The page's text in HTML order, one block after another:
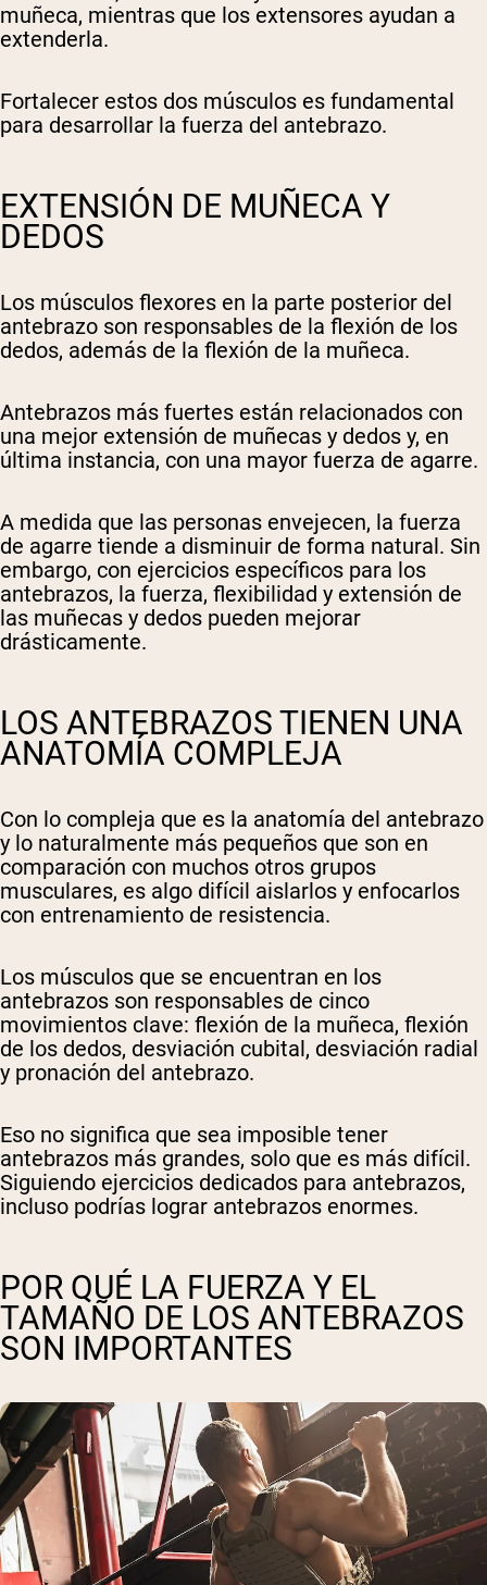
muñeca, mientras que los extensores ayudan a
extenderla.
Fortalecer estos dos músculos es fundamental
para desarrollar la fuerza del antebrazo.
EXTENSIÓN DE MUÑECA Y
DEDOS
Los músculos flexores en la parte posterior del
antebrazo son responsables de la flexión de los
dedos, además de la flexión de la muñeca.
Antebrazos más fuertes están relacionados con
una mejor extensión de muñecas y dedos y, en
última instancia, con una mayor fuerza de agarre.
A medida que las personas envejecen, la fuerza
de agarre tiende a disminuir de forma natural. Sin
embargo, con ejercicios específicos para los
antebrazos, la fuerza, flexibilidad y extensión de
las muñecas y dedos pueden mejorar
drásticamente.
LOS ANTEBRAZOS TIENEN UNA
ANATOMÍA COMPLEJA
Con lo compleja que es la anatomía del antebrazo
y lo naturalmente más pequeños que son en
comparación con muchos otros grupos
musculares, es algo difícil aislarlos y enfocarlos
con entrenamiento de resistencia.
Los músculos que se encuentran en los
antebrazos son responsables de cinco
movimientos clave: flexión de la muñeca, flexión
de los dedos, desviación cubital, desviación radial
y pronación del antebrazo.
Eso no significa que sea imposible tener
antebrazos más grandes, solo que es más difícil.
Siguiendo ejercicios dedicados para antebrazos,
incluso podrías lograr antebrazos enormes.
POR QUÉ LA FUERZA Y EL
TAMAÑO DE LOS ANTEBRAZOS
SON IMPORTANTES